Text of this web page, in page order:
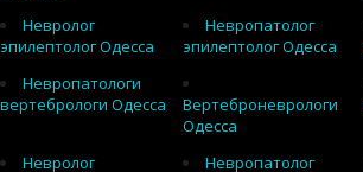
Невролог
эпилептолог Одесса
Невропатолог
эпилептолог Одесса
Невропатологи
вертебрологи Одесса
Вертеброневрологи
Одесса
Невролог
Невропатолог